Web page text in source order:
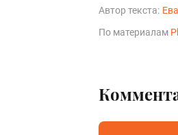
Автор текста:
По материалам